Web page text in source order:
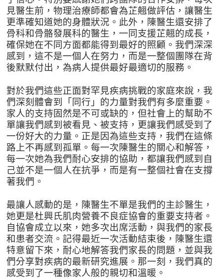
見醫生前，物理治療師都會為芷翹做評估，讓醫生
更準確知道她的身體狀況。此外，陳醫生還安排了
骨科和骨骼發展科的醫生，一同支援芷翹的成長，
確保她在不同方面都能得到最好的照顧。 我們深深
感到，這不是一個人在努力，而是一整個團隊在背
後默默付出，為病人提供最好最適切的服務。
對於我們這些正面對罕見疾病挑戰的家庭來說，我
們深刻體會到「同行」的力量對我們有多麼重要。
家人的支持固然是不可或缺的，但社會上的幫助不
單讓我們感到被看見、被支持，更讓我們感受到了
一份好大的力量。正是因為這些支持，我們在這條
路上不再感到孤單。每一次陳醫生的關心和解答，
每一次她為我們耐心安排的協助，都讓我們感到自
己並不是一個人在抗爭，而是有一整個社會在支撐
著我們。
最讓人感動的是， 陳醫生不單是我們的主診醫生，
她更是杜興氏肌肉營養不良症協會的重要支持者。
自協會成立以來，她多次出席活動，與我們的家長
和患者交流。記得最近一次活動結束後，陳醫生還
特意留下來，耐心地解答我們家長的問題，並與我
們分享對疾病的最新研究進展。那一刻，我們真的
感受到了一種像家人般的親切和溫暖。